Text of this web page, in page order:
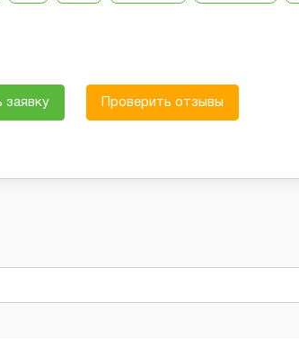
заявку Проверить отзывы